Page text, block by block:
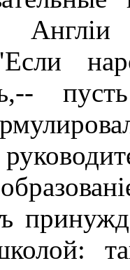
"Если